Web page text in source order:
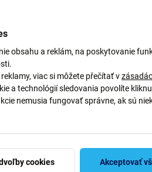
do košíka
Doprava a vrátenie
obsahu a reklám, na poskytovanie
viac si môžete přečítať v
a technológií sledovania povolíte
nemusia fungovať správne, ak sú
cookies Akceptovať